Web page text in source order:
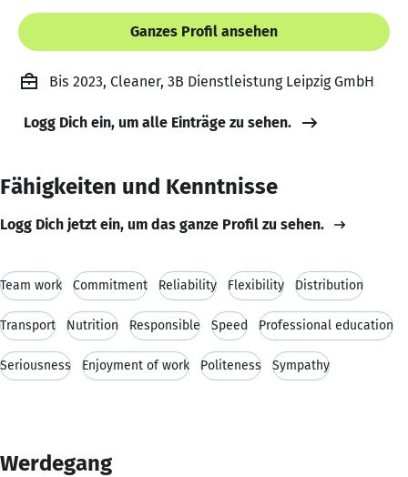
Ganzes Profil ansehen
Bis 2023, Cleaner, 3B Dienstleistung Leipzig GmbH
Logg Dich ein, um alle Einträge zu sehen.
Fähigkeiten und Kenntnisse
Logg Dich jetzt ein, um das ganze Profil zu sehen.
Team work Commitment Reliability Flexibility Distribution
Transport Nutrition Responsible Speed Professional education
Seriousness Enjoyment of work Politeness Sympathy
Werdegang